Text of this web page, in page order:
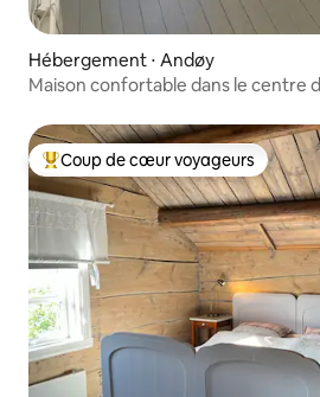
Hébergement ⋅ Andøy
Maison confortable dans le centre
Coups de cœur voyageurs les plus
Coup de cœur voyageurs